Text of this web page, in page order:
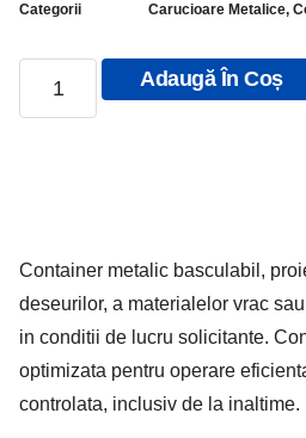
Categorii
Carucioare Metalice,
Adaugă În Coș
Container metalic basculabil,
deseurilor, a materialelor vrac
in conditii de lucru solicitante.
optimizata pentru operare
controlata, inclusiv de la inaltime.